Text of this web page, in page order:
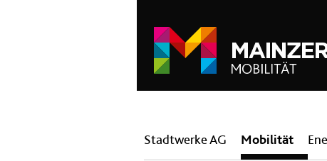
Hauptnavigation
Stadtwerke AG
Mobilität